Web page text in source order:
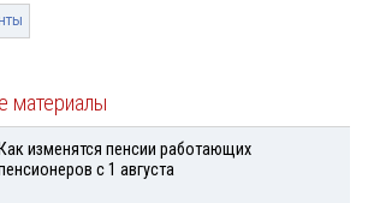
материалы
Как изменятся пенсии работающих
с 1 августа